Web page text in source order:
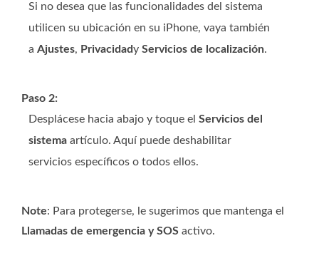
Si no desea que las funcionalidades del sistema
utilicen su ubicación en su iPhone, vaya también
a Ajustes, Privacidady Servicios de localización.
Paso 2:
Desplácese hacia abajo y toque el Servicios del
sistema artículo. Aquí puede deshabilitar
servicios específicos o todos ellos.
Note: Para protegerse, le sugerimos que mantenga el
Llamadas de emergencia y SOS activo.